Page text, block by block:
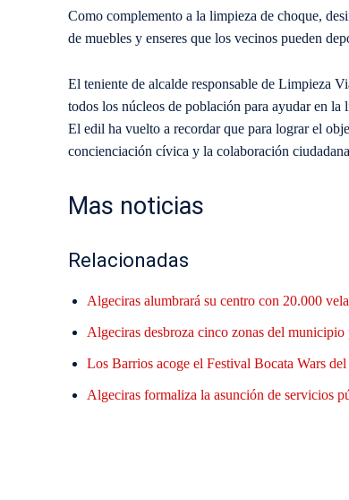
Como complemento a la limpieza de choque,
de muebles y enseres que los vecinos pueden
El teniente de alcalde responsable de Limpieza
todos los núcleos de población para ayudar en la
El edil ha vuelto a recordar que para lograr el
concienciación cívica y la colaboración
Mas noticias
Relacionadas
Algeciras alumbrará su centro con 20.000
Algeciras desbroza cinco zonas del
Los Barrios acoge el Festival Bocata Wars
Algeciras formaliza la asunción de servicios